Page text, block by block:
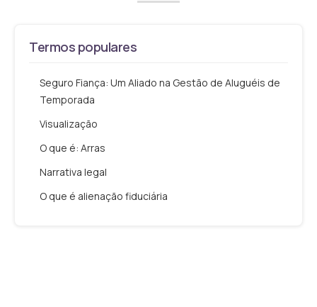
Termos populares
Seguro Fiança: Um Aliado na Gestão de Aluguéis de
Temporada
Visualização
O que é: Arras
Narrativa legal
O que é alienação fiduciária